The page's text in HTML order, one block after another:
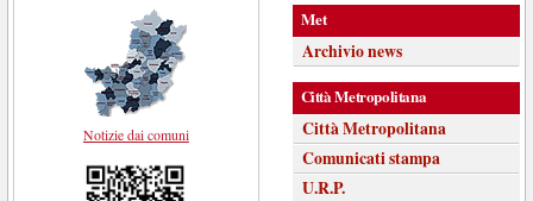
Notizie dai comuni
Met
Archivio news
Città Metropolitana
Città Metropolitana
Comunicati stampa
U.R.P.